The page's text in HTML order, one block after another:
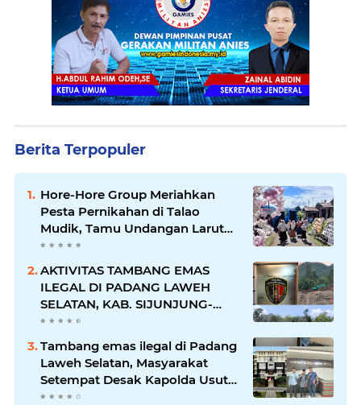
Berita Terpopuler
Hore-Hore Group Meriahkan
Pesta Pernikahan di Talao
Mudik, Tamu Undangan Larut
dalam Suasana Penuh
AKTIVITAS TAMBANG EMAS
ILEGAL DI PADANG LAWEH
SELATAN, KAB. SIJUNJUNG-
SUMBAR SEMAKIN
MERAJALELA
Tambang emas ilegal di Padang
Laweh Selatan, Masyarakat
Setempat Desak Kapolda Usut
Tuntas